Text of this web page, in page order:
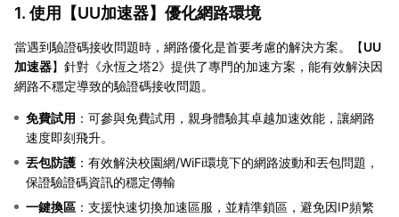
1. 使用【UU加速器】優化網路環境
當遇到驗證碼接收問題時，網路優化是首要考慮的解決方案。【UU
加速器】針對《永恆之塔2》提供了專門的加速方案，能有效解決因
網路不穩定導致的驗證碼接收問題。
免費試用 ：可參與免費試用，親身體驗其卓越加速效能，讓網路
速度即刻飛升。
丟包防護 ：有效解決校園網/WiFi環境下的網路波動和丟包問題，
保證驗證碼資訊的穩定傳輸
一鍵換區 ：支援快速切換加速區服，並精準鎖區，避免因IP頻繁